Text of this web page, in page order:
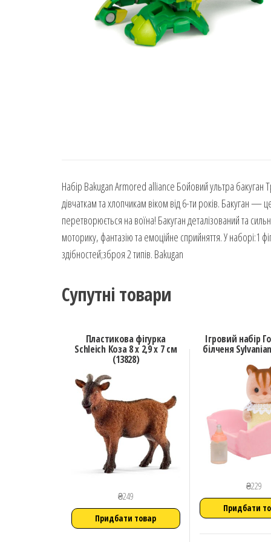
Набір Bakugan Armored alliance Бойовий ультра бакуган
дівчаткам та хлопчикам віком від 6-ти років. Бакуган —
перетворюється на воїна! Бакуган деталізований та
моторику, фантазію та емоційне сприйняття. У наборі:1
здібностей;зброя 2 типів. Bakugan
Супутні товари
Пластикова фігурка
Schleich Коза 8 х 2,9 х 7 см
(13828)
₴249
Придбати товар
Ігровий набір
білченя
₴229
Придбати